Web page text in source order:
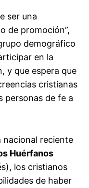
ser una
de promoción”,
demográfico
en la
y que espera que
cristianas
personas de fe a
nacional reciente
Huérfanos
los cristianos
de haber